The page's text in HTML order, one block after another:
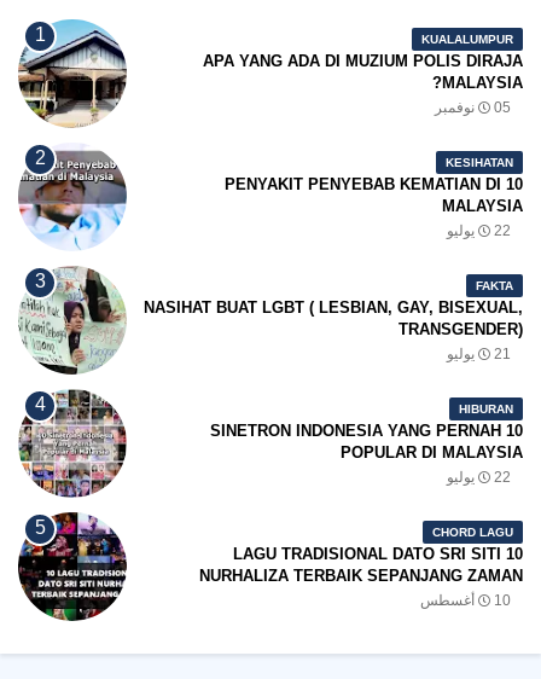
KUALALUMPUR
APA YANG ADA DI MUZIUM POLIS DIRAJA
MALAYSIA?
05 نوفمبر
KESIHATAN
10 PENYAKIT PENYEBAB KEMATIAN DI
MALAYSIA
22 يوليو
FAKTA
NASIHAT BUAT LGBT ( LESBIAN, GAY, BISEXUAL,
TRANSGENDER)
21 يوليو
HIBURAN
10 SINETRON INDONESIA YANG PERNAH
POPULAR DI MALAYSIA
22 يوليو
CHORD LAGU
10 LAGU TRADISIONAL DATO SRI SITI
NURHALIZA TERBAIK SEPANJANG ZAMAN
10 أغسطس